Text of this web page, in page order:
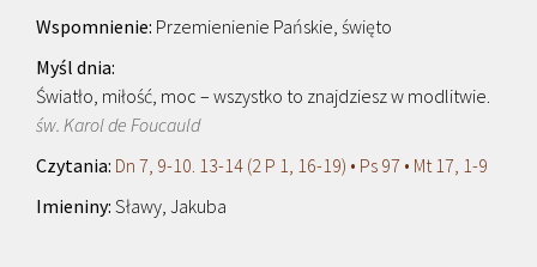
Przemienienie Pańskie, święto
Światło, miłość, moc – wszystko to znajdziesz w modlitwie.
św. Karol de Foucauld
Dn 7, 9-10. 13-14 (2 P 1, 16-19) • Ps 97 • Mt 17, 1-9
Sławy, Jakuba